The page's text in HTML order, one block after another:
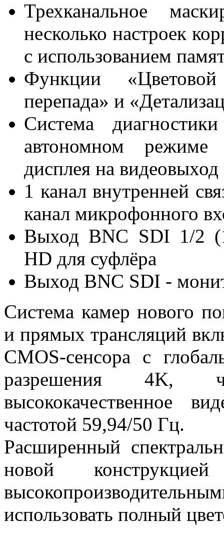
Трехканальное
несколько настроек
с использованием
Функции
перепада» и
Система
автономном режиме
дисплея на
1 канал внутренней
канал микрофонного
Выход BNC SDI 1/2
HD для суфлёра
Выход BNC SDI -
Система камер нового
и прямых трансляций
CMOS-сенсора с
разрешения 4K,
высококачественное
частотой 59,94/50 Гц.
Расширенный
новой
использовать полный